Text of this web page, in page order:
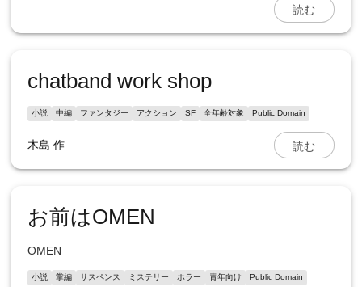
読む
chatband work shop
小説 中編 ファンタジー アクション SF 全年齢対象 Public Domain
木島 作 読む
お前はOMEN
OMEN
小説 掌編 サスペンス ミステリー ホラー 青年向け Public Domain